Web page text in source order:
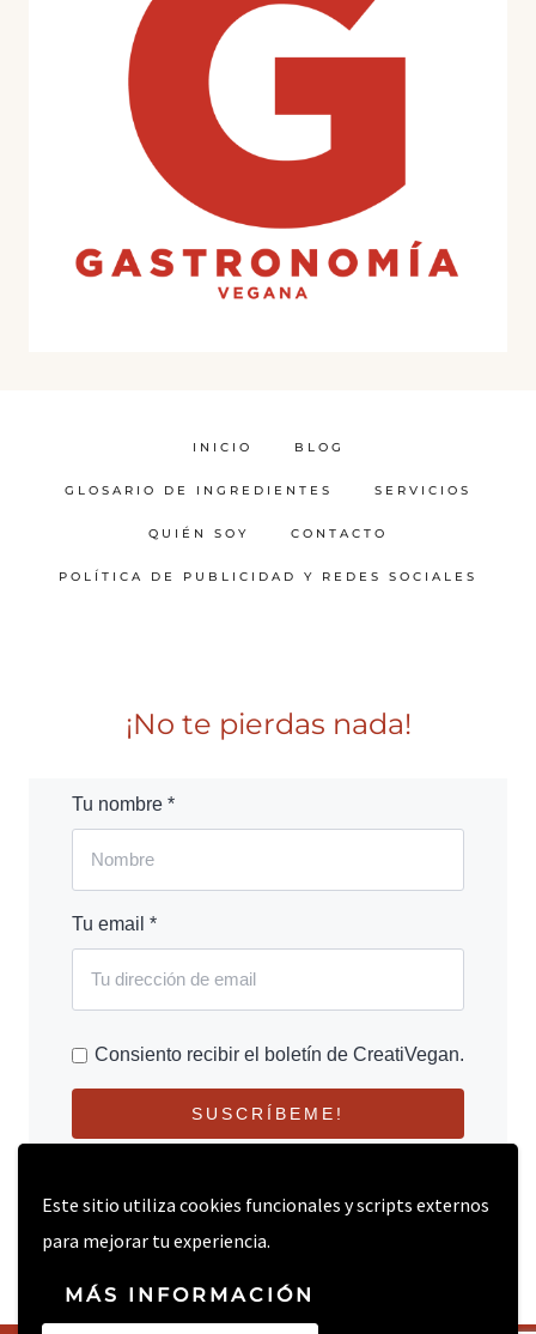
Este sitio utiliza cookies funcionales y scripts externos
para mejorar tu experiencia.
MÁS INFORMACIÓN
INICIO BLOG
GLOSARIO DE INGREDIENTES SERVICIOS
QUIÉN SOY CONTACTO
POLÍTICA DE PUBLICIDAD Y REDES SOCIALES
¡No te pierdas nada!
Tu nombre *
Tu email *
Consiento recibir el boletín de CreatiVegan.
SUSCRÍBEME!